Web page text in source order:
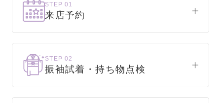
STEP 01
来店予約
まずはお気軽にご来店ください。
STEP 02
振袖試着・持ち物点検